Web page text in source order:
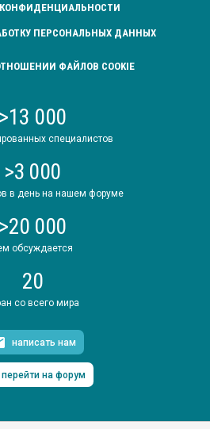
ПЕРСОНАЛЬНЫХ ДАННЫХ
ФАЙЛОВ COOKIE
>13 000
специалистов
>3 000
в день на нашем форуме
>20 000
обсуждается
20
со всего мира
написать нам
перейти на форум